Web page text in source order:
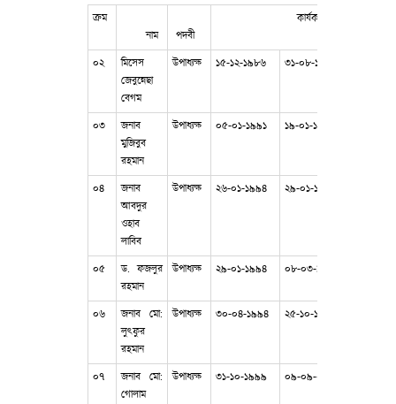
ক্রম
নাম
পদবী
কার্যকাল
০২
মিসেস
জেবুন্নেছা
বেগম
উপাধ্যক্ষ ১৫-১২-১৯৮৬ ৩১-০৮-১৯৯০
০৩
জনাব
মুজিবুব
রহমান
উপাধ্যক্ষ ০৫-০১-১৯৯১ ১৯-০১-১৯৯৪
০৪
জনাব
আবদুর
ওহাব
লাবিব
উপাধ্যক্ষ ২৬-০১-১৯৯৪ ২৯-০১-১৯৯৪
০৫
ড. ফজলুর
রহমান
উপাধ্যক্ষ ২৯-০১-১৯৯৪ ০৮-০৩-১৯৯৪
০৬
জনাব মো:
লুৎফুর
রহমান
উপাধ্যক্ষ ৩০-০৪-১৯৯৪ ২৫-১০-১৯৯৯
০৭
জনাব মো:
গোলাম
উপাধ্যক্ষ ৩১-১০-১৯৯৯ ০৯-০৯-২০০১